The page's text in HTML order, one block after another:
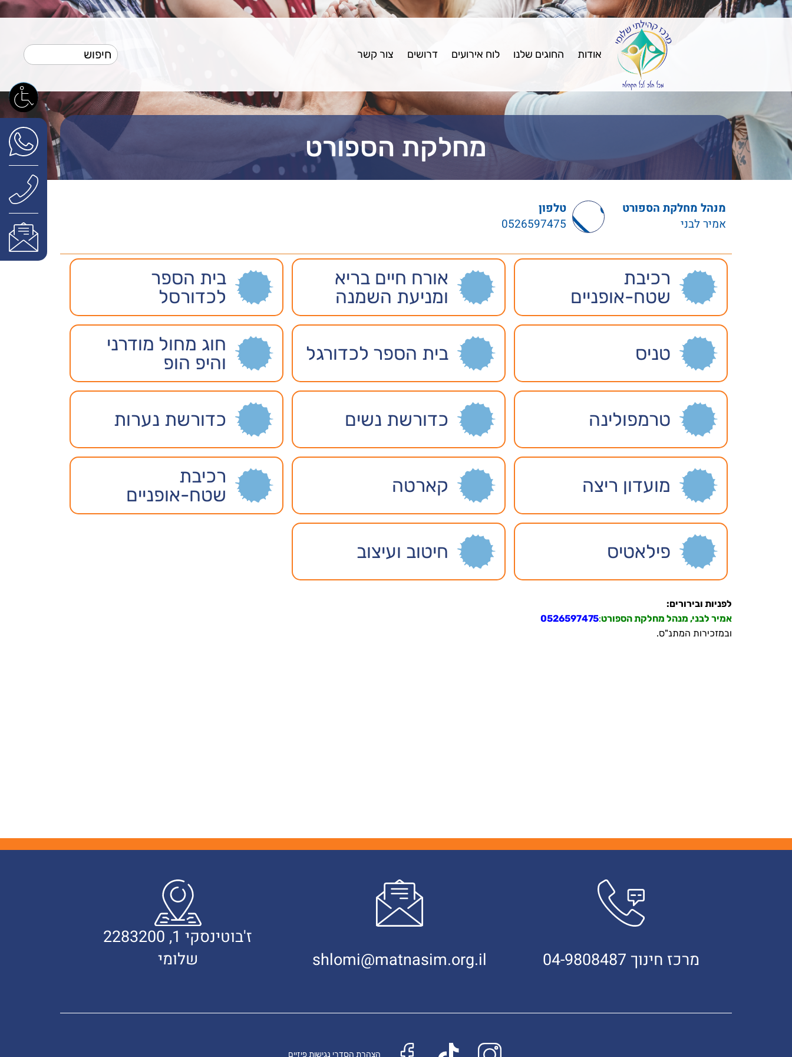
אודות החוגים שלנו לוח אירועים דרושים צור קשר
מחלקת הספורט
מנהל מחלקת הספורט
אמיר לבני
טלפון
0526597475
רכיבת
שטח-אופניים
אורח חיים בריא
ומניעת השמנה
בית הספר
לכדורסל
טניס בית הספר לכדורגל
חוג מחול מודרני
והיפ הופ
טרמפולינה כדורשת נשים כדורשת נערות
מועדון ריצה קארטה
רכיבת
שטח-אופניים
פילאטיס חיטוב ועיצוב
לפניות ובירורים:
אמיר לבני, מנהל מחלקת הספורט:
0526597475
ובמזכירות המתנ"ס.
מרכז חינוך 04-9808487 shlomi@matnasim.org.il
ז'בוטינסקי 1, 2283200
שלומי
הצהרת הסדרי נגישות פיזיים